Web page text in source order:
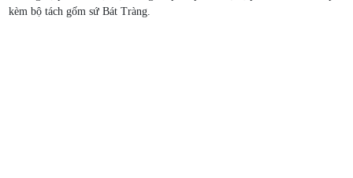
kèm bộ tách gốm sứ Bát Tràng.